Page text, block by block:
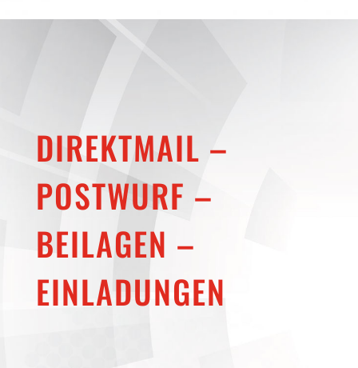
DIREKTMAIL –
POSTWURF –
BEILAGEN –
EINLADUNGEN